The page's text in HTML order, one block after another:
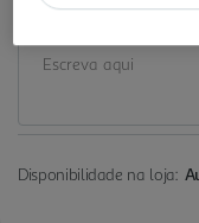
Notas de preparação
Disponibilidade na loja: